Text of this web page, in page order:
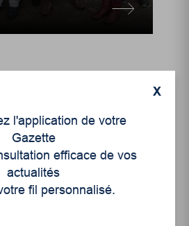
X
l'application de votre
Gazette
efficace de vos
actualités
fil personnalisé.